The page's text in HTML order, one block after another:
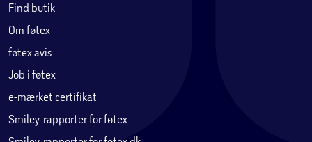
Find butik
Om føtex
føtex avis
Job i føtex
e-mærket certifikat
Smiley-rapporter for føtex